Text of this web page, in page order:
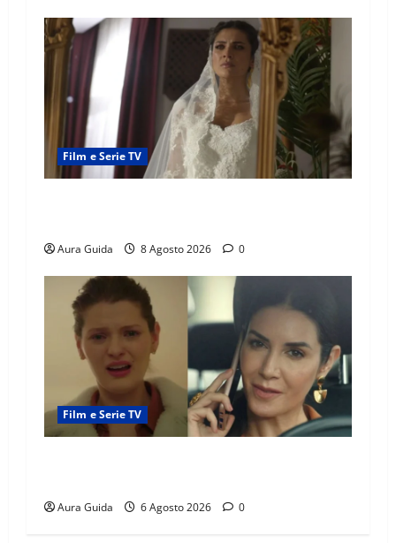
Film e Serie TV
Aura Guida 8 Agosto 2026 0
Film e Serie TV
Aura Guida 6 Agosto 2026 0